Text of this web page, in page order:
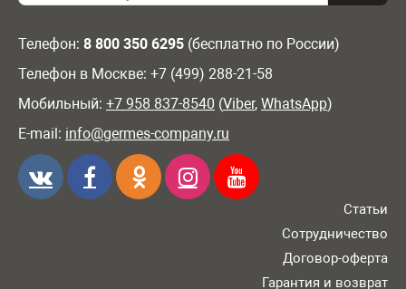
Телефон: 8 800 350 6295 (бесплатно по России)
Телефон в Москве: +7 (499) 288-21-58
Мобильный: +7 958 837-8540 (Viber, WhatsApp)
E-mail: info@germes-company.ru
Статьи
Сотрудничество
Договор-оферта
Гарантия и возврат